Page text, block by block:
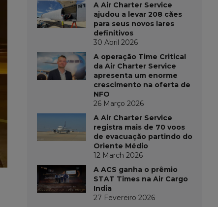
A Air Charter Service
ajudou a levar 208 cães
para seus novos lares
definitivos
30 Abril 2026
A operação Time Critical
da Air Charter Service
apresenta um enorme
crescimento na oferta de
NFO
26 Março 2026
A Air Charter Service
registra mais de 70 voos
de evacuação partindo do
Oriente Médio
12 March 2026
A ACS ganha o prêmio
STAT Times na Air Cargo
India
27 Fevereiro 2026